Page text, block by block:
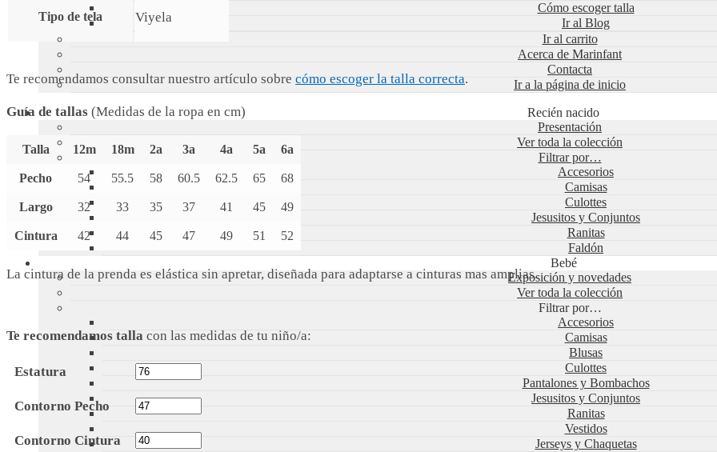
Cómo escoger talla
Ir al Blog
Ir al carrito
Acerca de Marinfant
Contacta
Ir a la página de inicio
Recién nacido
Presentación
Ver toda la colección
Filtrar por…
Accesorios
Camisas
Culottes
Jesusitos y Conjuntos
Ranitas
Faldón
Bebé
Exposición y novedades
Ver toda la colección
Filtrar por…
Accesorios
Camisas
Blusas
Culottes
Pantalones y Bombachos
Jesusitos y Conjuntos
Ranitas
Vestidos
Jerseys y Chaquetas
Tipo de tela Viyela
Te recomendamos consultar nuestro artículo sobre cómo escoger la talla correcta.
Guía de tallas (Medidas de la ropa en cm)
Talla 12m 18m 2a 3a 4a 5a 6a
Pecho 54 55.5 58 60.5 62.5 65 68
Largo 32 33 35 37 41 45 49
Cintura 42 44 45 47 49 51 52
La cintura de la prenda es elástica sin apretar, diseñada para adaptarse a cinturas mas amplias.
Te recomendamos talla con las medidas de tu niño/a:
Estatura
Contorno Pecho
Contorno Cintura